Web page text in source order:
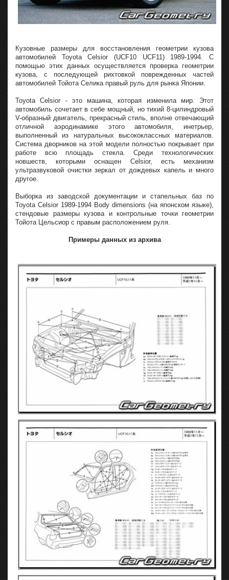
Кузовные размеры для восстановления геометрии кузова
автомобилей Toyota Celsior (UCF10 UCF11) 1989-1994. С
помощью этих данных осуществляется проверка геометрии
кузова, с последующей рихтовкой поврежденных частей
автомобилей Тойота Селика правый руль для рынка Японии.
Toyota Celsior - это машина, которая изменила мир. Этот
автомобиль сочетает в себе мощный, но тихий 8-цилиндровый
V-образный двигатель, прекрасный стиль, вполне отвечающий
отличной аэродинамике этого автомобиля, инетрьер,
выполненный из натуральных высококлассных материалов.
Система дворников на этой модели полностью покрывает при
работе всю площадь стекла. Среди технологических
новшеств, которыми оснащен Celsior, есть механизм
ультразвуковой очистки зеркал от дождевых капель и много
другое.
Выборка из заводской документации и стапельных баз по
Toyota Celsior 1989-1994 Body dimensions (на японском языке),
стендовые размеры кузова и контрольные точки геометрии
Тойота Цельсиор с правым расположением руля.
Примеры данных из архива